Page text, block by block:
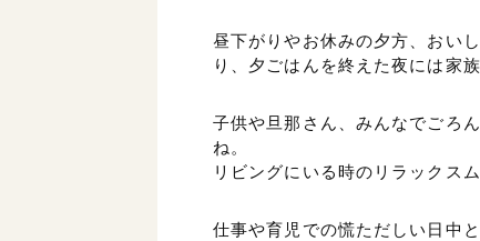
昼下がりやお休みの夕方、おい
り、夕ごはんを終えた夜には家
子供や旦那さん、みんなでごろ
ね。
リビングにいる時のリラックス
仕事や育児での慌ただしい日中